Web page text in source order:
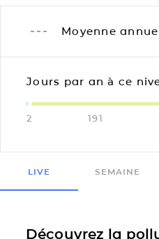
Moyenne
Jours par an à ce
2 191
LIVE SEMAINE
Découvrez la